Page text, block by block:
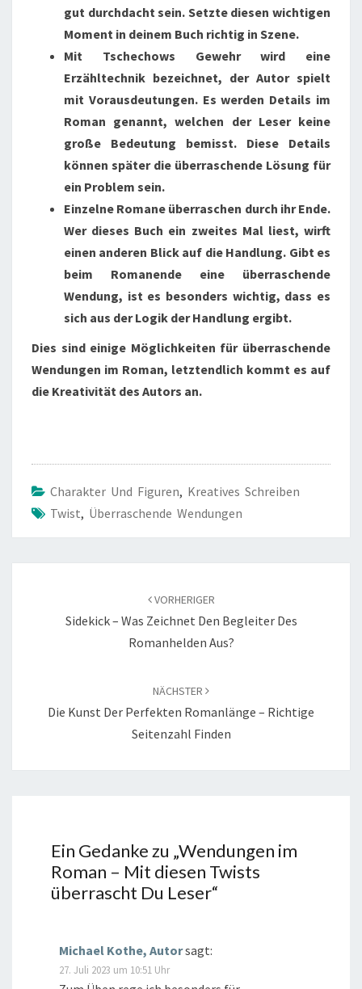
gut durchdacht sein. Setzte diesen wichtigen
Moment in deinem Buch richtig in Szene.
Mit Tschechows Gewehr wird eine
Erzähltechnik bezeichnet, der Autor spielt
mit Vorausdeutungen. Es werden Details im
Roman genannt, welchen der Leser keine
große Bedeutung bemisst. Diese Details
können später die überraschende Lösung für
ein Problem sein.
Einzelne Romane überraschen durch ihr Ende.
Wer dieses Buch ein zweites Mal liest, wirft
einen anderen Blick auf die Handlung. Gibt es
beim Romanende eine überraschende
Wendung, ist es besonders wichtig, dass es
sich aus der Logik der Handlung ergibt.
Dies sind einige Möglichkeiten für überraschende
Wendungen im Roman, letztendlich kommt es auf
die Kreativität des Autors an.
Charakter Und Figuren, Kreatives Schreiben
Twist, Überraschende Wendungen
VORHERIGER
Sidekick – Was Zeichnet Den Begleiter Des
Romanhelden Aus?
NÄCHSTER
Die Kunst Der Perfekten Romanlänge – Richtige
Seitenzahl Finden
Ein Gedanke zu „Wendungen im
Roman – Mit diesen Twists
überrascht Du Leser“
Michael Kothe, Autorsagt:
27. Juli 2023 um 10:51 Uhr